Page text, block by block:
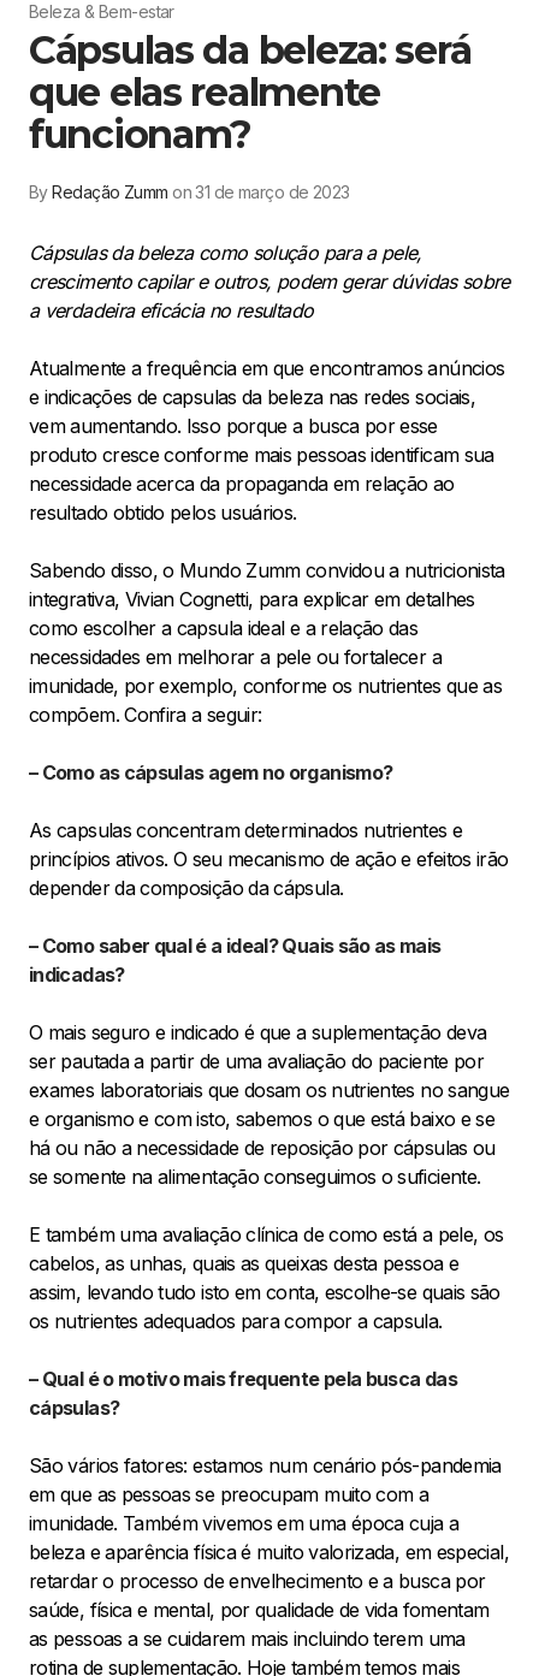
Beleza & Bem-estar
Cápsulas da beleza: será
que elas realmente
funcionam?
ByRedação Zumm on 31 de março de 2023
Cápsulas da beleza como solução para a pele,
crescimento capilar e outros, podem gerar dúvidas sobre
a verdadeira eficácia no resultado
Atualmente a frequência em que encontramos anúncios
e indicações de capsulas da beleza nas redes sociais,
vem aumentando. Isso porque a busca por esse
produto cresce conforme mais pessoas identificam sua
necessidade acerca da propaganda em relação ao
resultado obtido pelos usuários.
Sabendo disso, o Mundo Zumm convidou a nutricionista
integrativa, Vivian Cognetti, para explicar em detalhes
como escolher a capsula ideal e a relação das
necessidades em melhorar a pele ou fortalecer a
imunidade, por exemplo, conforme os nutrientes que as
compõem. Confira a seguir:
– Como as cápsulas agem no organismo?
As capsulas concentram determinados nutrientes e
princípios ativos. O seu mecanismo de ação e efeitos irão
depender da composição da cápsula.
– Como saber qual é a ideal? Quais são as mais
indicadas?
O mais seguro e indicado é que a suplementação deva
ser pautada a partir de uma avaliação do paciente por
exames laboratoriais que dosam os nutrientes no sangue
e organismo e com isto, sabemos o que está baixo e se
há ou não a necessidade de reposição por cápsulas ou
se somente na alimentação conseguimos o suficiente.
E também uma avaliação clínica de como está a pele, os
cabelos, as unhas, quais as queixas desta pessoa e
assim, levando tudo isto em conta, escolhe-se quais são
os nutrientes adequados para compor a capsula.
– Qual é o motivo mais frequente pela busca das
cápsulas?
São vários fatores: estamos num cenário pós-pandemia
em que as pessoas se preocupam muito com a
imunidade. Também vivemos em uma época cuja a
beleza e aparência física é muito valorizada, em especial,
retardar o processo de envelhecimento e a busca por
saúde, física e mental, por qualidade de vida fomentam
as pessoas a se cuidarem mais incluindo terem uma
rotina de suplementação. Hoje também temos mais